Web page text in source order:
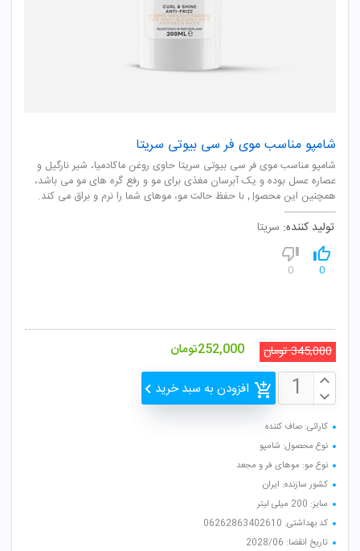
شامپو مناسب موی فر سی بیوتی سریتا
شامپو مناسب موی فر سی بیوتی سریتا حاوی روغن ماکادمیا، شیر نارگیل و
عصاره عسل بوده و یک آبرسان مغذی برای مو و رفع گره های مو می باشد،
همچنین این محصول با حفظ حالت مو، موهای شما را نرم و براق می کند.
تولید کننده: سریتا
0
0
345,000تومان 252,000تومان
افزودن به سبد خرید
کارائی: صاف کننده
نوع محصول: شامپو
نوع مو: موهای فر و مجعد
کشور سازنده: ایران
سایز: 200 میلی لیتر
کد بهداشتی: 06262863402610
تاریخ انقضا: 2028/06